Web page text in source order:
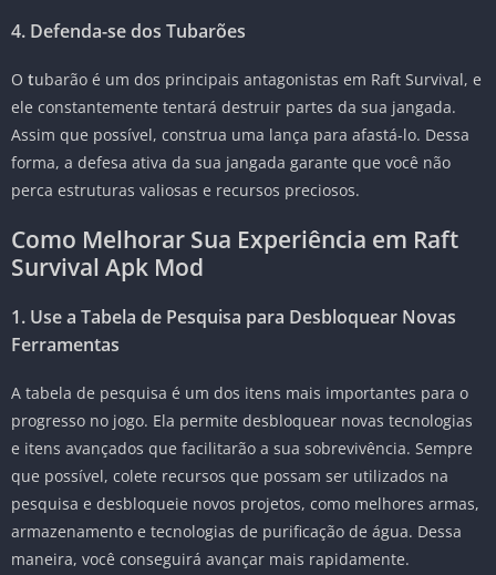
4. Defenda-se dos Tubarões
O tubarão é um dos principais antagonistas em Raft Survival, e
ele constantemente tentará destruir partes da sua jangada.
Assim que possível, construa uma lança para afastá-lo. Dessa
forma, a defesa ativa da sua jangada garante que você não
perca estruturas valiosas e recursos preciosos.
Como Melhorar Sua Experiência em Raft
Survival Apk Mod
1. Use a Tabela de Pesquisa para Desbloquear Novas
Ferramentas
A tabela de pesquisa é um dos itens mais importantes para o
progresso no jogo. Ela permite desbloquear novas tecnologias
e itens avançados que facilitarão a sua sobrevivência. Sempre
que possível, colete recursos que possam ser utilizados na
pesquisa e desbloqueie novos projetos, como melhores armas,
armazenamento e tecnologias de purificação de água. Dessa
maneira, você conseguirá avançar mais rapidamente.